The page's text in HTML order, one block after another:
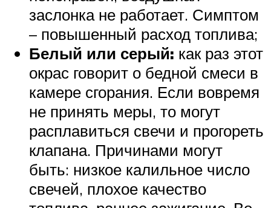
заслонка не работает. Симптом
– повышенный расход топлива;
Белый или серый: как раз этот
окрас говорит о бедной смеси в
камере сгорания. Если вовремя
не принять меры, то могут
расплавиться свечи и прогореть
клапана. Причинами могут
быть: низкое калильное число
свечей, плохое качество